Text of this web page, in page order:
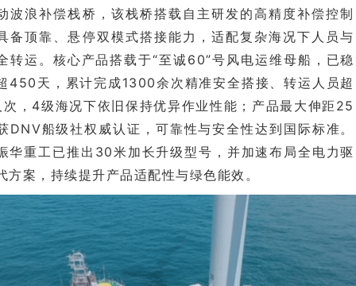
波浪补偿栈桥，该栈桥搭载自主研发的高精度补偿控制
备顶靠、悬停双模式搭接能力，适配复杂海况下人员与
转运。核心产品搭载于“至诚60”号风电运维母船，已稳
450天，累计完成1300余次精准安全搭接、转运人员超
，4级海况下依旧保持优异作业性能；产品最大伸距25
DNV船级社权威认证，可靠性与安全性达到国际标准。
华重工已推出30米加长升级型号，并加速布局全电力驱
方案，持续提升产品适配性与绿色能效。